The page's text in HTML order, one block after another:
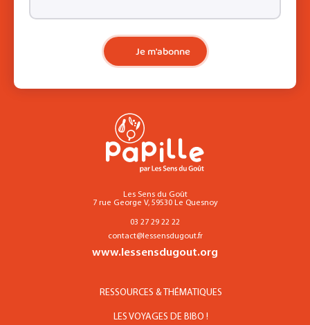
Je m'abonne
Les Sens du Goût
7 rue George V, 59530 Le Quesnoy
03 27 29 22 22
contact@lessensdugout.fr
www.lessensdugout.org
RESSOURCES & THÉMATIQUES
LES VOYAGES DE BIBO !